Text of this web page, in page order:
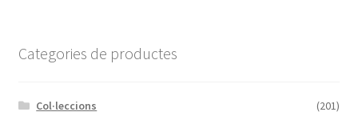
Categories de productes
Col·leccions
(201)